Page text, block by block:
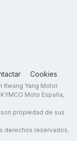
Cookies
Kwang Yang Motor
Moto España,
propiedad de sus
derechos reservados.